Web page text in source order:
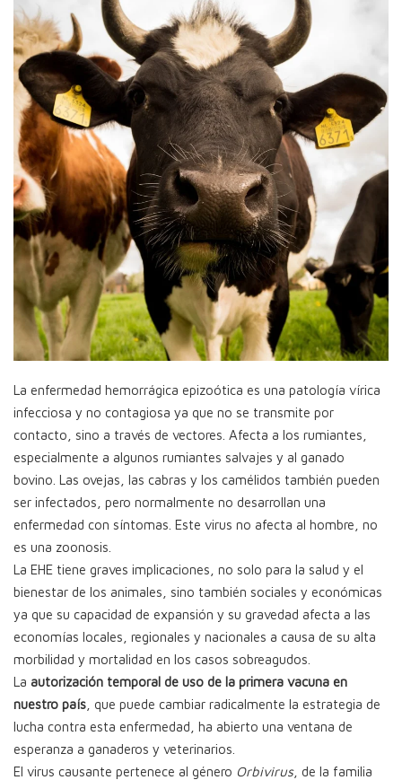
La enfermedad hemorrágica epizoótica es una patología vírica
infecciosa y no contagiosa ya que no se transmite por
contacto, sino a través de vectores. Afecta a los rumiantes,
especialmente a algunos rumiantes salvajes y al ganado
bovino. Las ovejas, las cabras y los camélidos también pueden
ser infectados, pero normalmente no desarrollan una
enfermedad con síntomas. Este virus no afecta al hombre, no
es una zoonosis.
La EHE tiene graves implicaciones, no solo para la salud y el
bienestar de los animales, sino también sociales y económicas
ya que su capacidad de expansión y su gravedad afecta a las
economías locales, regionales y nacionales a causa de su alta
morbilidad y mortalidad en los casos sobreagudos.
La autorización temporal de uso de la primera vacuna en
nuestro país , que puede cambiar radicalmente la estrategia de
lucha contra esta enfermedad, ha abierto una ventana de
esperanza a ganaderos y veterinarios.
El virus causante pertenece al género Orbivirus, de la familia